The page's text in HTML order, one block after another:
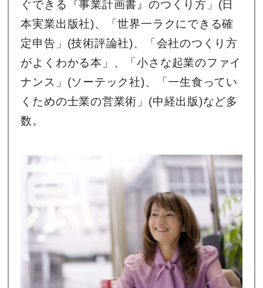
ぐできる『事業計画書』のつくり方」(日
本実業出版社)、「世界一ラクにできる確
定申告」(技術評論社)、「会社のつくり方
がよくわかる本」、「小さな起業のファイ
ナンス」(ソーテック社)、「一生食ってい
くための士業の営業術」(中経出版)など多
数。